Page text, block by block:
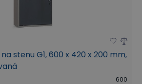
stenu G1, 600 x 420 x 200 mm,
600